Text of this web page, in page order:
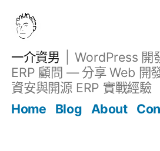
一介資男
WordPress 開
ERP 顧問 — 分享 Web 開
資安與開源 ERP 實戰經驗
Home
Blog About
文章